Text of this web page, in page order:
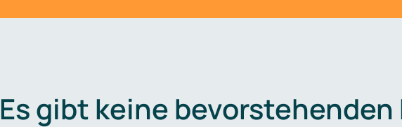
Es gibt keine bevorstehenden